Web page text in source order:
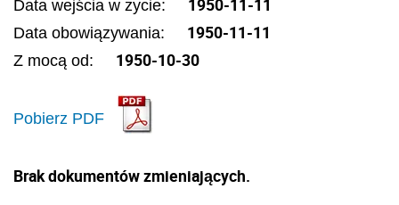
Data wejścia w życie: 1950-11-11
Data obowiązywania: 1950-11-11
Z mocą od: 1950-10-30
Pobierz PDF
Brak dokumentów zmieniających.